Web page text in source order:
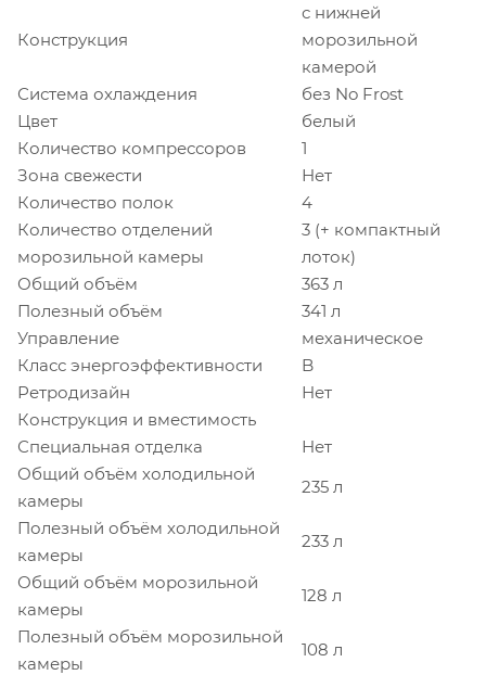
Конструкция
с нижней
морозильной
камерой
Система охлаждения
без No Frost
Цвет
белый
Количество компрессоров
1
Зона свежести
Нет
Количество полок
4
Количество отделений
морозильной камеры
3 (+ компактный
лоток)
Общий объём
363 л
Полезный объём
341 л
Управление
механическое
Класс энергоэффективности
B
Ретродизайн
Нет
Конструкция и вместимость
Специальная отделка
Нет
Общий объём холодильной
камеры
235 л
Полезный объём холодильной
камеры
233 л
Общий объём морозильной
камеры
128 л
Полезный объём морозильной
камеры
108 л